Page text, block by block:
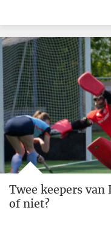
Twee keepers van
of niet?